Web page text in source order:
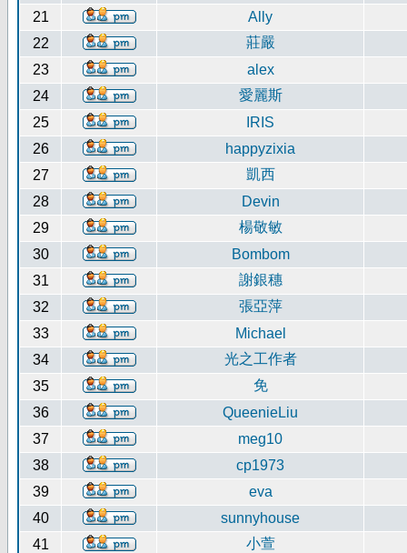
21
Ally
22
莊嚴
23
alex
24
愛麗斯
25
IRIS
26
happyzixia
27
凱西
28
Devin
29
楊敬敏
30
Bombom
31
謝銀穗
32
張亞萍
33
Michael
34
光之工作者
35
免
36
QueenieLiu
37
meg10
38
cp1973
39
eva
40
sunnyhouse
41
小萱